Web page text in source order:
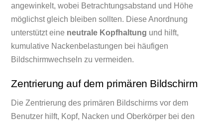
angewinkelt, wobei Betrachtungsabstand und Höhe
möglichst gleich bleiben sollten. Diese Anordnung
unterstützt eine neutrale Kopfhaltung und hilft,
kumulative Nackenbelastungen bei häufigen
Bildschirmwechseln zu vermeiden.
Zentrierung auf dem primären Bildschirm
Die Zentrierung des primären Bildschirms vor dem
Benutzer hilft, Kopf, Nacken und Oberkörper bei den